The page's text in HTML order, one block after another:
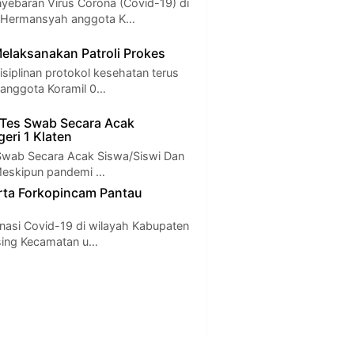
Virus Corona (Covid-19) di
anggota K…
Patroli Prokes
protokol kesehatan terus
Koramil 0…
Swab Secara Acak
1 Klaten
Secara Acak Siswa/Siswi Dan
pandemi …
Forkopincam Pantau
Covid-19 di wilayah Kabupaten
Kecamatan u…